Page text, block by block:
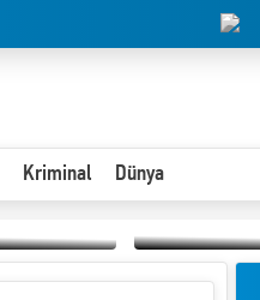
Kriminal Dünya